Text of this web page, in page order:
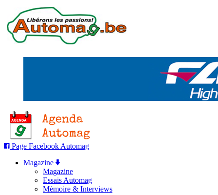
Page Facebook Automag
Magazine
Magazine
Essais Automag
Mémoire & Interviews